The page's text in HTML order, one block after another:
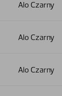
Alo Czarny
Alo Czarny
Alo Czarny